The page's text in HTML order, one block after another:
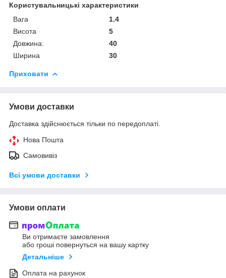
Користувальницькі характеристики
Вага
1.4
Висота
5
Довжина:
40
Ширина
30
Приховати
Умови доставки
Доставка здійснюється тільки по передоплаті.
Нова Пошта
Самовивіз
Всі умови доставки
Умови оплати
Ви отримаєте замовлення
або гроші повернуться на вашу картку
Детальніше
Оплата на рахунок